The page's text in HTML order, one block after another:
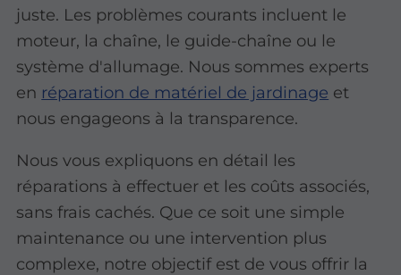
juste. Les problèmes courants incluent le
moteur, la chaîne, le guide-chaîne ou le
système d'allumage. Nous sommes experts
en réparation de matériel de jardinage et
nous engageons à la transparence.
Nous vous expliquons en détail les
réparations à effectuer et les coûts associés,
sans frais cachés. Que ce soit une simple
maintenance ou une intervention plus
complexe, notre objectif est de vous offrir la